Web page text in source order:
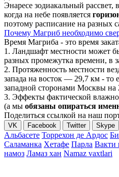
Энаресе зодиакальный
когда на небе появляется
поэтому расписание на разных
Почему Магриб необходимо
Время Магриба - это время
1. Ландшафт местности может
разных промежутка времени, в
2. Протяженность местности
запада на восток — 29,7 км - то
западной сторонами Москвы
3. Эффекты фактической
(а мы обязаны опираться
Поделиться ссылкой на наш
VK Facebook Twitter Skype
Альбасете Торрехон де Ардос
Саламанка Хетафе Парла Вакти
намоз Ламаз хан Namaz vaxtlari